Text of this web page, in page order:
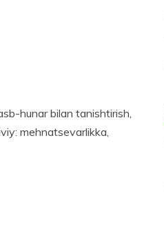
hunar bilan tanishtirish,
mehnatsevarlikka,